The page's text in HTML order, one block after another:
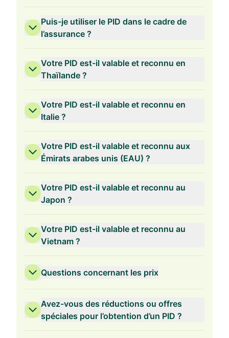
Puis-je utiliser le PID dans le cadre de
l’assurance ?
Votre PID est-il valable et reconnu en
Thaïlande ?
Votre PID est-il valable et reconnu en
Italie ?
Votre PID est-il valable et reconnu aux
Émirats arabes unis (EAU) ?
Votre PID est-il valable et reconnu au
Japon ?
Votre PID est-il valable et reconnu au
Vietnam ?
Questions concernant les prix
Avez-vous des réductions ou offres
spéciales pour l’obtention d’un PID ?